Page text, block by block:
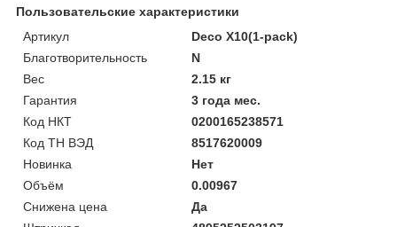
Пользовательские характеристики
Артикул
Deco X10(1-pack)
Благотворительность
N
Вес
2.15 кг
Гарантия
3 года мес.
Код НКТ
0200165238571
Код ТН ВЭД
8517620009
Новинка
Нет
Объём
0.00967
Снижена цена
Да